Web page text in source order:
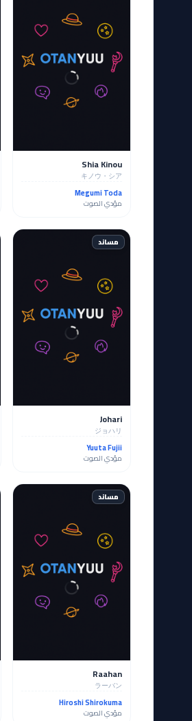
Shia Kinou
キノウ・シア
Megumi Toda
مؤدي الصوت
مساند
Johari
ジョハリ
Yuuta Fujii
مؤدي الصوت
مساند
Raahan
ラーバン
Hiroshi Shirokuma
مؤدي الصوت